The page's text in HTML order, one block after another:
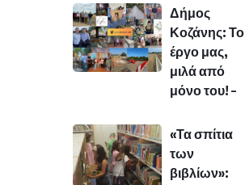
Δήμος
Κοζάνης: Το
έργο μας,
μιλά από
μόνο του! –
«Τα σπίτια
των
βιβλίων»: